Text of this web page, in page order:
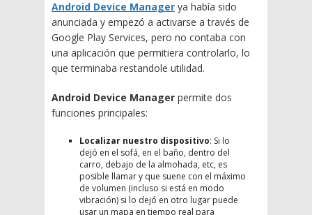
Android Device Manager ya había sido
anunciada y empezó a activarse a través de
Google Play Services, pero no contaba con
una aplicación que permitiera controlarlo, lo
que terminaba restandole utilidad.
Android Device Manager permite dos
funciones principales:
Localizar nuestro dispositivo: Si lo
dejó en el sofá, en el baño, dentro del
carro, debajo de la almohada, etc, es
posible llamar y que suene con el máximo
de volumen (incluso si está en modo
vibración) si lo dejó en otro lugar puede
usar un mapa en tiempo real para